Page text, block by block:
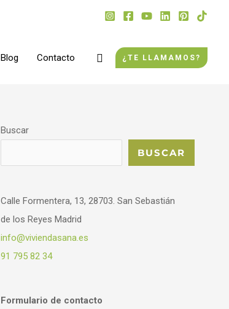
Blog Contacto Buscar¿TE LLAMAMOS?
Buscar
BUSCAR
Calle Formentera, 13, 28703. San Sebastián
de los Reyes Madrid
info@viviendasana.es
91 795 82 34
Formulario de contacto